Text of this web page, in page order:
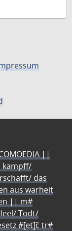
||
kampff/
das
aus warheit
|| m#
Todt/
#[et]c̃ tr#